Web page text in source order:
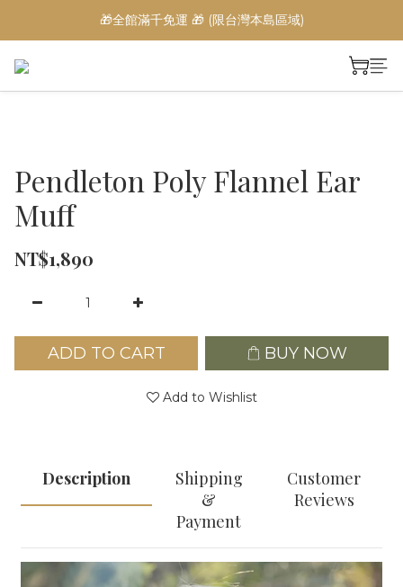
🎁全館滿千免運 🎁 (限台灣本島區域)
Pendleton Poly Flannel Ear
Muff
NT$1,890
ADD TO CART BUY NOW
Add to Wishlist
Description
Shipping
&
Payment
Customer
Reviews